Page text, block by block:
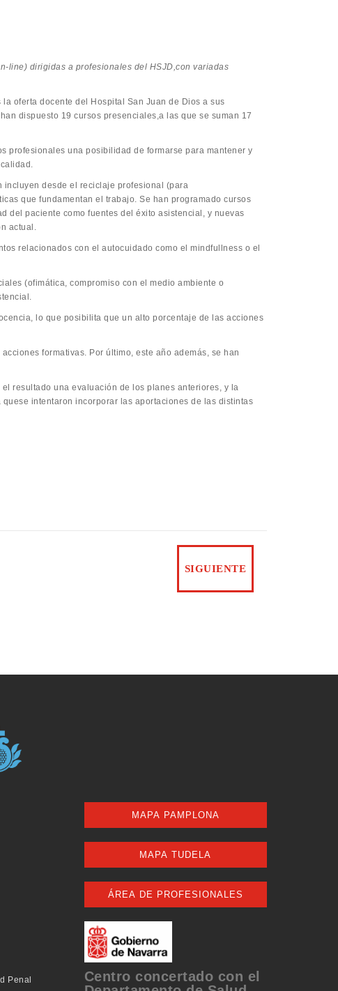
line) dirigidas a profesionales del HSJD,con variadas
oferta docente del Hospital San Juan de Dios a sus
dispuesto 19 cursos presenciales,a las que se suman 17
profesionales una posibilidad de formarse para mantener y
incluyen desde el reciclaje profesional (para
que fundamentan el trabajo. Se han programado cursos
del paciente como fuentes del éxito asistencial, y nuevas
actual.
relacionados con el autocuidado como el mindfullness o el
(ofimática, compromiso con el medio ambiente o
lo que posibilita que un alto porcentaje de las acciones
formativas. Por último, este año además, se han
resultado una evaluación de los planes anteriores, y la
intentaron incorporar las aportaciones de las distintas
Penal
MAPA PAMPLONA
MAPA TUDELA
ÁREA DE PROFESIONALES
Centro concertado con el